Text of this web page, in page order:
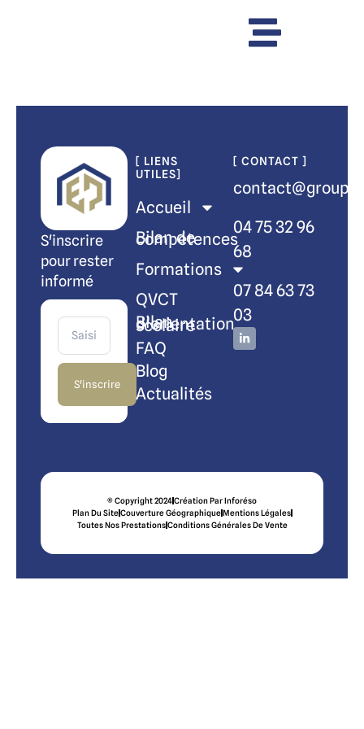
S'inscrire
pour rester
informé
S'inscrire
[ LIENS
UTILES]
Accueil
Bilan de compétences
Formations
QVCT
Bilan d’orientation scolaire
FAQ
Blog
Actualités
[ CONTACT ]
04 75 32 96
68
07 84 63 73
03
© Copyright 2024Création Par Inforéso
Plan Du Site Couverture Géographique Mentions Légales
Toutes Nos Prestations Conditions Générales De Vente